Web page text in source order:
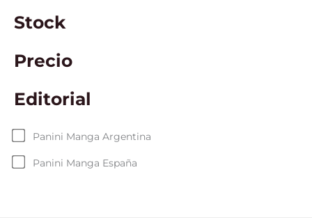
Stock
Precio
Editorial
Panini Manga Argentina
Panini Manga España